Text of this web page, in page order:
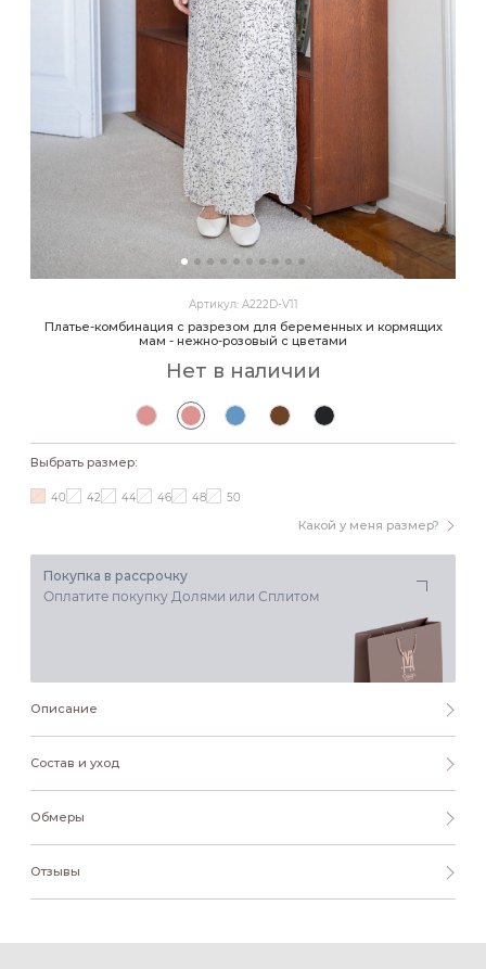
Артикул: A222D-V11
Платье-комбинация с разрезом для беременных и кормящих
мам - нежно-розовый с цветами
Нет в наличии
Выбрать размер:
Какой у меня размер?
40 42 44 46 48 50
Покупка в рассрочку
Оплатите покупку Долями или Сплитом
Описание
Состав и уход
Обмеры
Отзывы